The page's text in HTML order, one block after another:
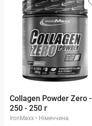
Collagen Powder Zero -
250 - 250 г
IronMaxx • Німеччина